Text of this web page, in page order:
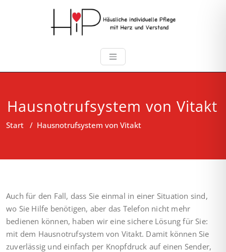
Hausnotrufsystem von Vitakt
Start / Hausnotrufsystem von Vitakt
Auch für den Fall, dass Sie einmal in einer Situation sind,
wo Sie Hilfe benötigen, aber das Telefon nicht mehr
bedienen können, haben wir eine sichere Lösung für Sie:
mit dem Hausnotrufsystem von Vitakt. Damit können Sie
zuverlässig und einfach per Knopfdruck auf einen Sender,